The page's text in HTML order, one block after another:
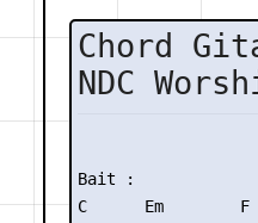
Chord
NDC
Bait :
C      Em